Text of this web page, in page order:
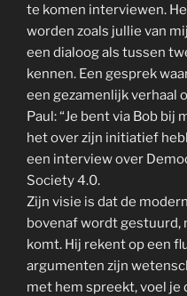
te komen interviewen.
worden zoals jullie van
een dialoog als tussen
kennen. Een gesprek
een gezamenlijk verhaal
Paul: “Je bent via Bob
het over zijn initiatief
een interview over
Society 4.0.
Zijn visie is dat de
bovenaf wordt gestuurd,
komt. Hij rekent op een
argumenten zijn
met hem spreekt, voel je